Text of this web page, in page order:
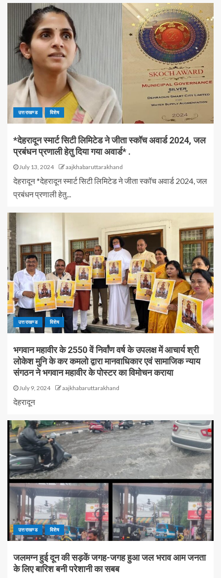
उत्तराखण्ड विशेष
*देहरादून स्मार्ट सिटी लिमिटेड ने जीता स्कॉच अवार्ड 2024, जल
प्रबंधन प्रणाली हेतु दिया गया अवार्ड* .
July 13, 2024 aajkhabaruttarakhand
देहरादून *देहरादून स्मार्ट सिटी लिमिटेड ने जीता स्कॉच अवार्ड 2024, जल
प्रबंधन प्रणाली हेतु...
उत्तराखण्ड विशेष
भगवान महावीर के 2550 वें निर्वांण वर्ष के उपलक्ष में आचार्य श्री
लोकेश मुनि के कर कमलो द्वारा मानवाधिकार एवं सामाजिक न्याय
संगठन ने भगवान महावीर के पोस्टर का विमोचन कराया
July 9, 2024 aajkhabaruttarakhand
देहरादून
उत्तराखण्ड विशेष
जलमग्न हुई दून की सड़कें जगह-जगह हुआ जल भराव आम जनता
के लिए बारिश बनी परेशानी का सबब